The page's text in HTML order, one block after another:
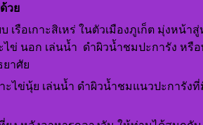
วย
เรือเกาะสิเหร่ ในตัวเมืองภูเก็ต มุ่งหน้า
ะไข่ นอก เล่นน้ำ ดำผิวน้ำชมปะการัง หรื
าศัย
ะไข่นุ้ย เล่นน้ำ ดำผิวน้ำชมแนวปะการังที่